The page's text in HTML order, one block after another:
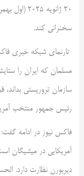
سخنرانی کند.
تارنمای شبکه خبری
مسلمان که ایران را
سازمان تروریستی
رئیس جمهور منتخب
فاکس نیوز در ادامه
آمریکایی در میشیگان
دیربورن نظارت دارد.